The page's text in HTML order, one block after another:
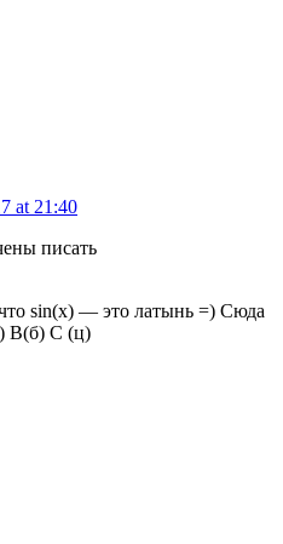
at 21:40
писать
sin(x) — это латынь =) Сюда
B(б) С (ц)